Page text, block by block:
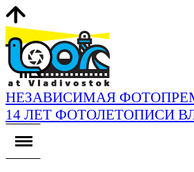
НЕЗАВИСИМАЯ
14 ЛЕТ ФОТОЛЕТОПИСИ